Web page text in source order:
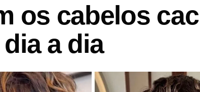
os cabelos
a dia